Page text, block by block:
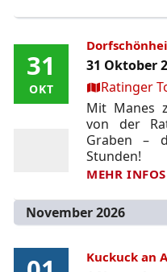
31
OKT
31
OKT
31 Oktober
Ort:Ratinger
Mit Manes
von der
Graben –
Stunden!
MEHR INFOS
November 2026
Kuckuck an